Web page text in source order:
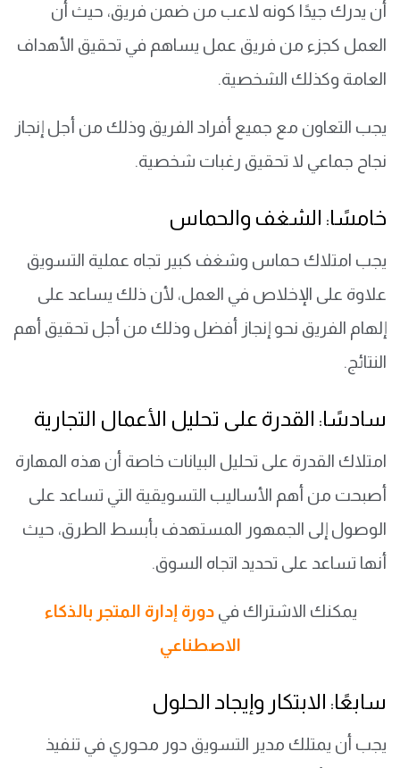
أن يدرك جيدًا كونه لاعب من ضمن فريق، حيث أن
العمل كجزء من فريق عمل يساهم في تحقيق الأهداف
العامة وكذلك الشخصية.
يجب التعاون مع جميع أفراد الفريق وذلك من أجل إنجاز
نجاح جماعي لا تحقيق رغبات شخصية.
خامسًا: الشغف والحماس
يجب امتلاك حماس وشغف كبير تجاه عملية التسويق
علاوة على الإخلاص في العمل، لأن ذلك يساعد على
إلهام الفريق نحو إنجاز أفضل وذلك من أجل تحقيق أهم
النتائج.
سادسًا: القدرة على تحليل الأعمال التجارية
امتلاك القدرة على تحليل البيانات خاصة أن هذه المهارة
أصبحت من أهم الأساليب التسويقية التي تساعد على
الوصول إلى الجمهور المستهدف بأبسط الطرق، حيث
أنها تساعد على تحديد اتجاه السوق.
يمكنك الاشتراك فيدورة إدارة المتجر بالذكاء
الاصطناعي
سابعًا: الابتكار وإيجاد الحلول
يجب أن يمتلك مدير التسويق دور محوري في تنفيذ